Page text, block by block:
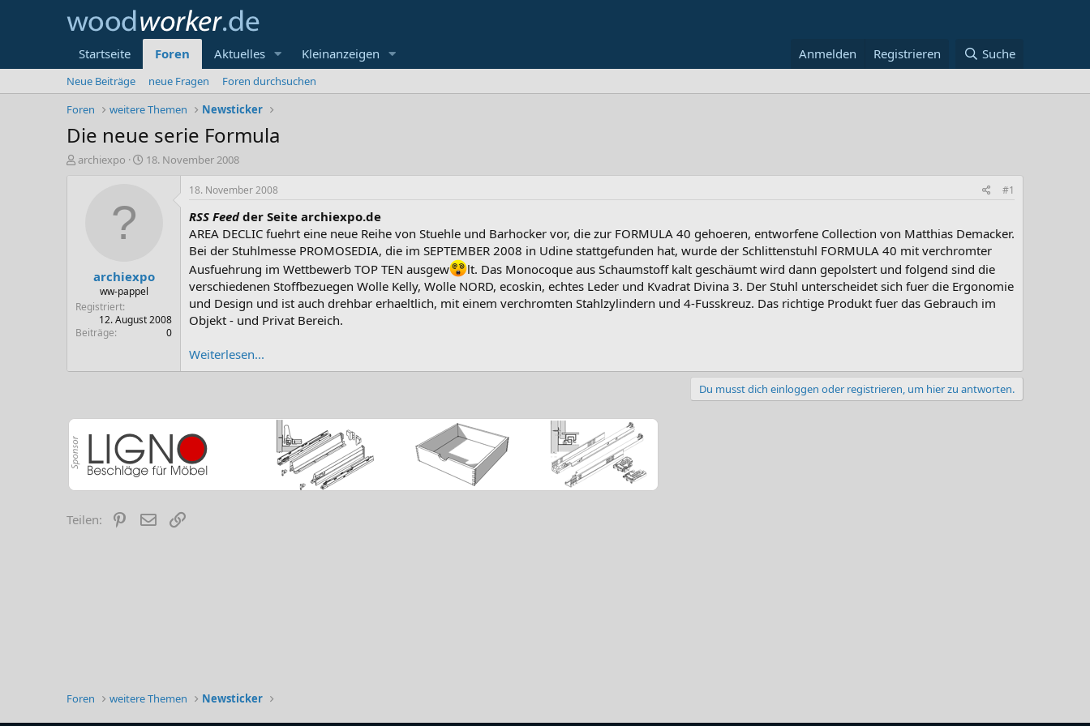
Startseite Foren Aktuelles Kleinanzeigen Anmelden Registrieren Suche
Neue Beiträge neue Fragen
Foren durchsuchen
Foren
weitere Themen Newsticker
Die neue serie Formula
E
archiexpo
E
a
m
18. November 2008
archiexpo
ww-pappel
Registriert
12. August 2008
Beiträge
0
18. November 2008 #1
RSS Feedder Seite archiexpo.de
AREA DECLIC fuehrt eine neue Reihe von Stuehle und Barhocker vor, die zur FORMULA 40 gehoeren, entworfene Collection von Matthias Demacker.
Bei der Stuhlmesse PROMOSEDIA, die im SEPTEMBER 2008 in Udine stattgefunden hat, wurde der Schlittenstuhl FORMULA 40 mit verchromter
Ausfuehrung im Wettbewerb TOP TEN ausgew
lt. Das Monocoque aus Schaumstoff kalt geschäumt wird dann gepolstert und folgend sind die
verschiedenen Stoffbezuegen Wolle Kelly, Wolle NORD, ecoskin, echtes Leder und Kvadrat Divina 3. Der Stuhl unterscheidet sich fuer die Ergonomie
und Design und ist auch drehbar erhaeltlich, mit einem verchromten Stahlzylindern und 4-Fusskreuz. Das richtige Produkt fuer das Gebrauch im
Objekt - und Privat Bereich.
Weiterlesen...
Du musst dich einloggen oder registrieren, um hier zu antworten.
Teilen: Pinterest
E-Mail
Foren weitere Themen Newsticker